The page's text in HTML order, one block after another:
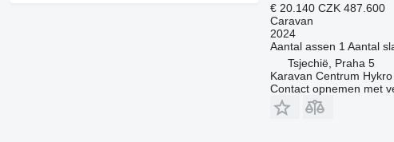
€ 20.140 CZK 487.600
Caravan
2024
Aantal assen 1 Aantal
Tsjechië, Praha 5
Karavan Centrum Hykro
Contact opnemen met